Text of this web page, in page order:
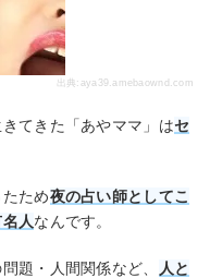
出典: aya39.amebaownd.com
てきた「あやママ」はセ
ため夜の占い師としてこ
人なんです。
題・人間関係など、
人と